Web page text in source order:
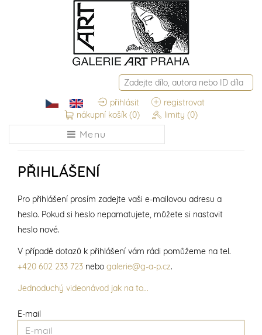
přihlásit
registrovat
nákupní košík (0) limity (0)
Menu
PŘIHLÁŠENÍ
E-mail
Pro přihlášení prosím zadejte vaši e-mailovou adresu a
heslo. Pokud si heslo nepamatujete, můžete si nastavit
heslo nové.
V případě dotazů k přihlášení vám rádi pomůžeme na tel.
+420 602 233 723 nebo galerie@g-a-p.cz.
Jednoduchý videonávod jak na to...